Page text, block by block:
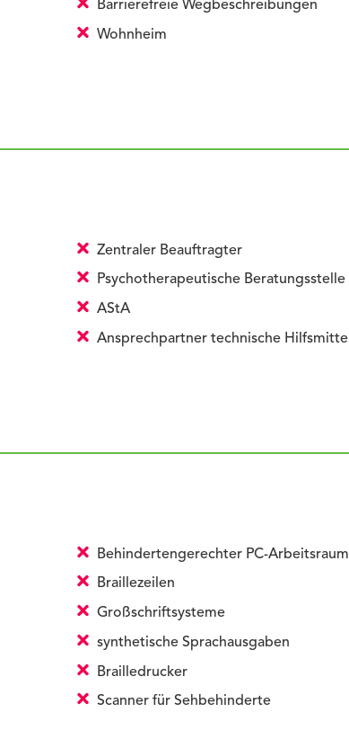
Barrierefreie Wegbeschreibungen
Wohnheim
Zentraler Beauftragter
Psychotherapeutische Beratungsstelle
AStA
Ansprechpartner technische Hilfsmittel
Behindertengerechter PC-Arbeitsraum
Braillezeilen
Großschriftsysteme
synthetische Sprachausgaben
Brailledrucker
Scanner für Sehbehinderte